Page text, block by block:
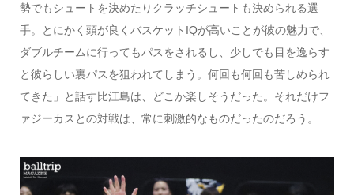
勢でもシュートを決めたりクラッチシュートも決められる選
手。とにかく頭が良くバスケットIQが高いことが彼の魅力で、
ダブルチームに行ってもパスをされるし、少しでも目を逸らす
と彼らしい裏パスを狙われてしまう。何回も何回も苦しめられ
てきた」と話す比江島は、どこか楽しそうだった。それだけフ
ァジーカスとの対戦は、常に刺激的なものだったのだろう。